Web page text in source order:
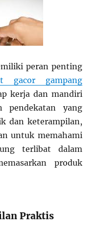
peran penting
gacor gampang
kerja dan mandiri
pendekatan yang
dan keterampilan,
untuk memahami
terlibat dalam
produk
Praktis